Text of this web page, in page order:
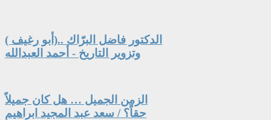
الدكتور فاضل البرّاك ..(أبو رغيف )
وتزوير التاريخ - أحمد العبدالله
الزمن الجميل … هل كان جميلاً
حقاً؟ / سعد عبد المجيد ابراهيم